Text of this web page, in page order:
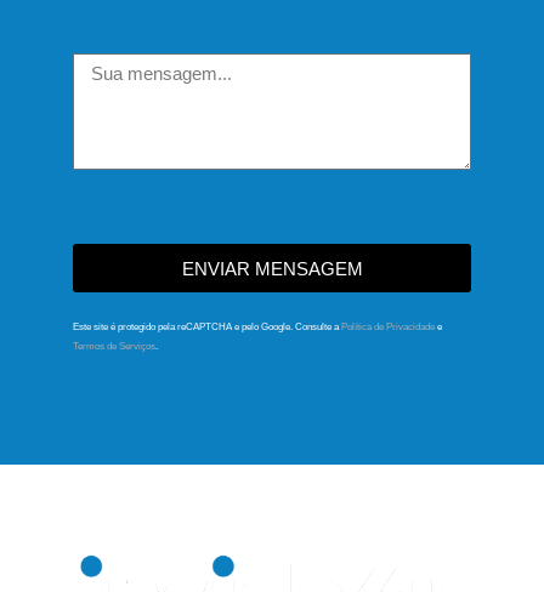
ENVIAR MENSAGEM
Este site é protegido pela reCAPTCHA e pelo Google. Consulte aPolítica de Privacidade e
Termos de Serviços.